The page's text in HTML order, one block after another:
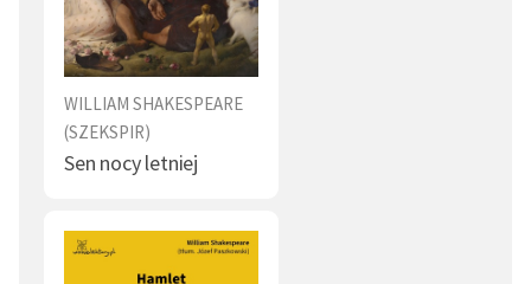
Duch (1)
Wyrzuty sumienia (1)
Żałoba (1)
Sierota (1)
WILLIAM SHAKESPEARE
(SZEKSPIR)
Sen nocy letniej